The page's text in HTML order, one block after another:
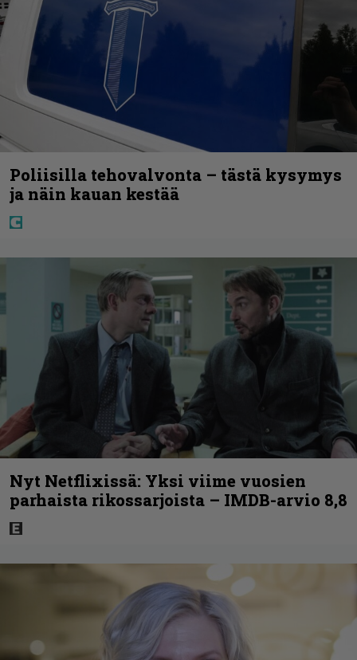
Poliisilla tehovalvonta – tästä kysymys
ja näin kauan kestää
Nyt Netflixissä: Yksi viime vuosien
parhaista rikossarjoista – IMDB-arvio 8,8